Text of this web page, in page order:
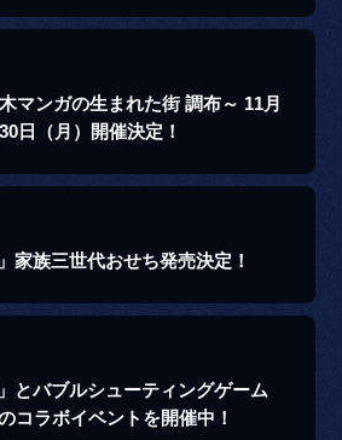
マンガの生まれた街 調布～ 11月
日（月）開催決定！
家族三世代おせち発売決定！
とバブルシューティングゲーム
コラボイベントを開催中！